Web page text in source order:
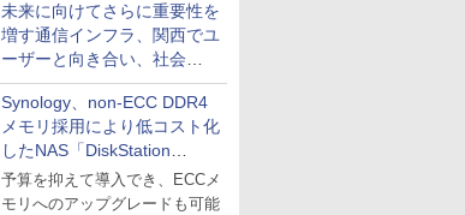
未来に向けてさらに重要性を
増す通信インフラ、関西でユ
ーザーと向き合い、社会
の“あたらしい”を起動し続け
る～オプテージ
Synology、non-ECC DDR4
メモリ採用により低コスト化
したNAS「DiskStation
neo+」シリーズ
予算を抑えて導入でき、ECCメ
モリへのアップグレードも可能